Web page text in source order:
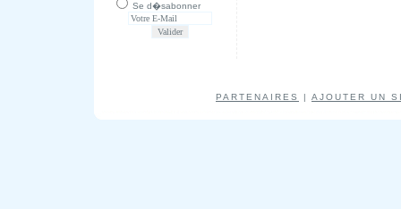
Se d�sabonner
PARTENAIRES | AJOUTER UN